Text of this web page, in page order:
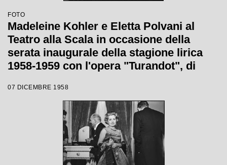
FOTO
Madeleine Kohler e Eletta Polvani al
Teatro alla Scala in occasione della
serata inaugurale della stagione lirica
1958-1959 con l'opera "Turandot", di
Votto con la regia di Margherita
07 DICEMBRE 1958